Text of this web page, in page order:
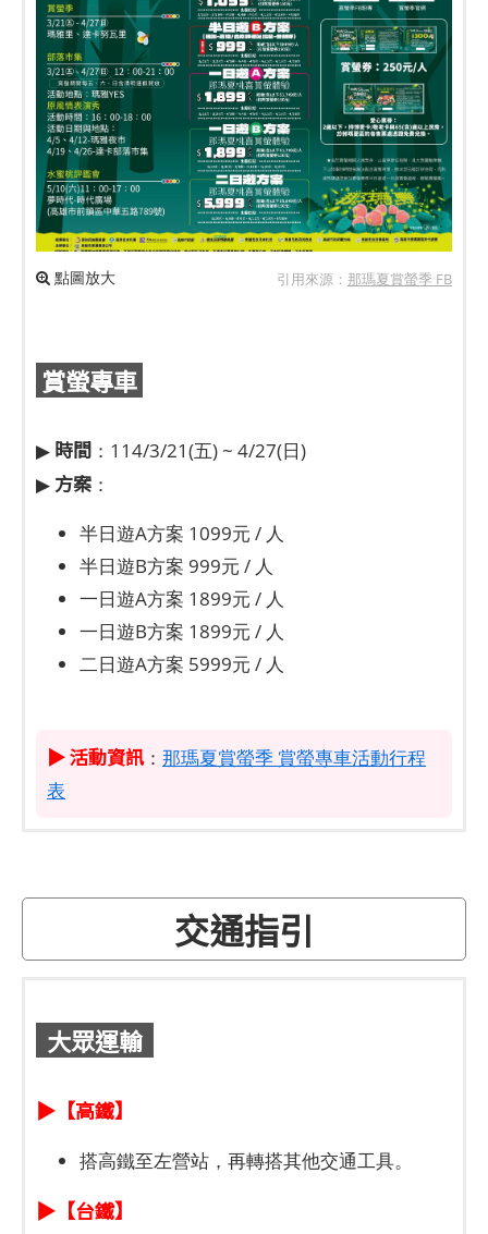
點圖放大 引用來源： 那瑪夏賞螢季 FB
賞螢專車
▶ 時間 ：114/3/21(五) ~ 4/27(日)
▶方案 ：
半日遊A方案 1099元 / 人
半日遊B方案 999元 / 人
一日遊A方案 1899元 / 人
一日遊B方案 1899元 / 人
二日遊A方案 5999元 / 人
▶ 活動資訊： 那瑪夏賞螢季 賞螢專車活動行程
表
交通指引
大眾運輸
▶【高鐵】
搭高鐵至左營站，再轉搭其他交通工具。
▶【台鐵】